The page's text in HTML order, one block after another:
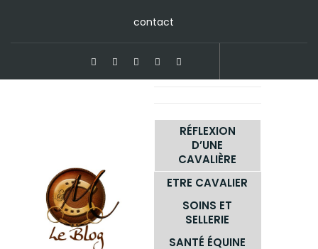
contact
RÉFLEXION
D’UNE
CAVALIÈRE
ETRE CAVALIER
SOINS ET
SELLERIE
SANTÉ ÉQUINE